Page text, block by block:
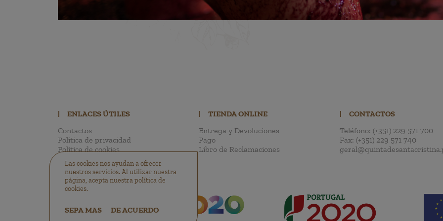
Las cookies nos ayudan a ofrecer
nuestros servicios. Al utilizar nuestra
página, acepta nuestra política de
cookies.
SEPA MAS DE ACUERDO
|
ENLACES ÚTILES
Contactos
Política de privacidad
Política de cookies
|
TIENDA ONLINE
Entrega y Devoluciones
Pago
Libro de Reclamaciones
|
CONTACTOS
Teléfono: (+351) 229 571 700
Fax: (+351) 229 571 740